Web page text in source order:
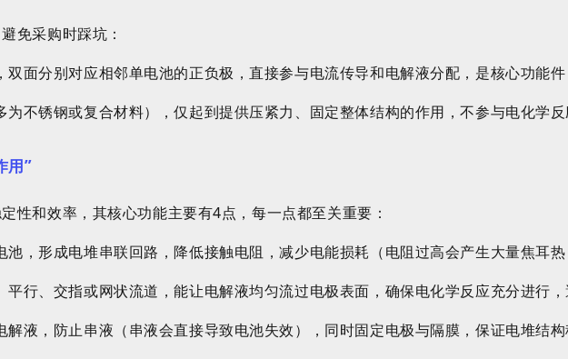
免采购时踩坑：
面分别对应相邻单电池的正负极，直接参与电流传导和电解液分配，是核心功能
不锈钢或复合材料），仅起到提供压紧力、固定整体结构的作用，不参与电化学
用”
性和效率，其核心功能主要有4点，每一点都至关重要：
池，形成电堆串联回路，降低接触电阻，减少电能损耗（电阻过高会产生大量焦耳
平行、交指或网状流道，能让电解液均匀流过电极表面，确保电化学反应充分进行
解液，防止串液（串液会直接导致电池失效），同时固定电极与隔膜，保证电堆结